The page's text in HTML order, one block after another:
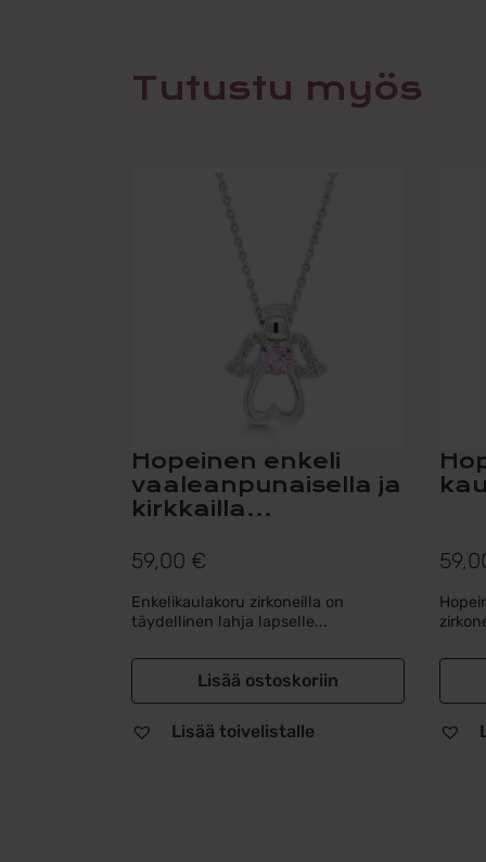
Tutustu myös
Hopeinen enkeli
vaaleanpunaisella ja
kirkkailla...
59,00 €
Enkelikaulakoru zirkoneilla on
täydellinen lahja lapselle...
Lisää ostoskoriin
Lisää toivelistalle